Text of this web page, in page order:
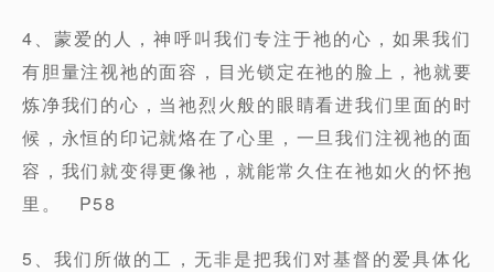
4、蒙爱的人，神呼叫我们专注于祂的心，如果我们
有胆量注视祂的面容，目光锁定在祂的脸上，祂就要
炼净我们的心，当祂烈火般的眼睛看进我们里面的时
候，永恒的印记就烙在了心里，一旦我们注视祂的面
容，我们就变得更像祂，就能常久住在祂如火的怀抱
里。 P58
5、我们所做的工，无非是把我们对基督的爱具体化